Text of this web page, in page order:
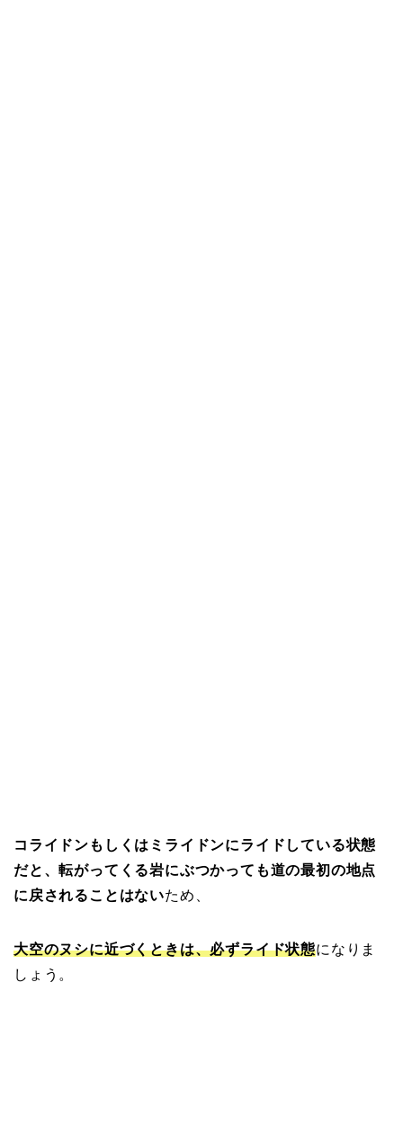
コライドンもしくはミライドンにライドしている状態
だと、転がってくる岩にぶつかっても道の最初の地点
に戻されることはないため、
大空のヌシに近づくときは、必ずライド状態になりま
しょう。